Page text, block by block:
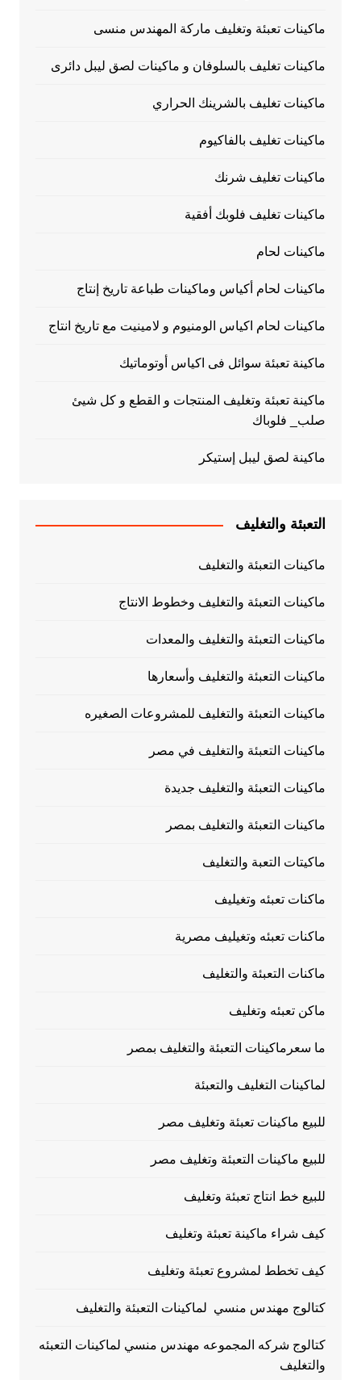
ماكينات تعبئة وتغليف ماركة المهندس منسى
ماكينات تغليف بالسلوفان و ماكينات لصق ليبل دائرى
ماكينات تغليف بالشرينك الحراري
ماكينات تغليف بالفاكيوم
ماكينات تغليف شرنك
ماكينات تغليف فلوبك أفقية
ماكينات لحام
ماكينات لحام أكياس وماكينات طباعة تاريخ إنتاج
ماكينات لحام اكياس الومنيوم و لامينيت مع تاريخ انتاج
ماكينة تعبئة سوائل فى اكياس أوتوماتيك
ماكينة تعبئة وتغليف المنتجات و القطع و كل شيئ
صلب_ فلوباك
ماكينة لصق ليبل إستيكر
التعبئة والتغليف
ماكينات التعبئة والتغليف
ماكينات التعبئة والتغليف وخطوط الانتاج
ماكينات التعبئة والتغليف والمعدات
ماكينات التعبئة والتغليف وأسعارها
ماكينات التعبئة والتغليف للمشروعات الصغيره
ماكينات التعبئة والتغليف في مصر
ماكينات التعبئة والتغليف جديدة
ماكينات التعبئة والتغليف بمصر
ماكيتات التعبة والتغليف
ماكنات تعبئه وتغيليف
ماكنات تعبئه وتغيليف مصرية
ماكنات التعبئة والتغليف
ماكن تعبئه وتغليف
ما سعرماكينات التعبئة والتغليف بمصر
لماكينات التغليف والتعبئة
للبيع ماكينات تعبئة وتغليف مصر
للبيع ماكينات التعبئة وتغليف مصر
للبيع خط انتاج تعبئة وتغليف
كيف شراء ماكينة تعبئة وتغليف
كيف تخطط لمشروع تعبئة وتغليف
كتالوج مهندس منسي لماكينات التعبئة والتغليف
كتالوج شركه المجموعه مهندس منسي لماكينات التعبئه
والتغليف